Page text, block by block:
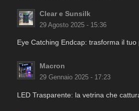
Clear e Sunsilk
29 Agosto 2025 - 15:36
Eye Catching Endcap: trasforma il tuo
Macron
29 Gennaio 2025 - 17:23
LED Trasparente: la vetrina che